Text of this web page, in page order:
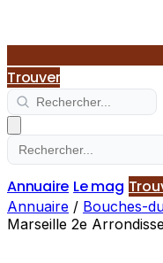
Trouver
Annuaire Le mag
Annuaire / Bouches-
Marseille 2e